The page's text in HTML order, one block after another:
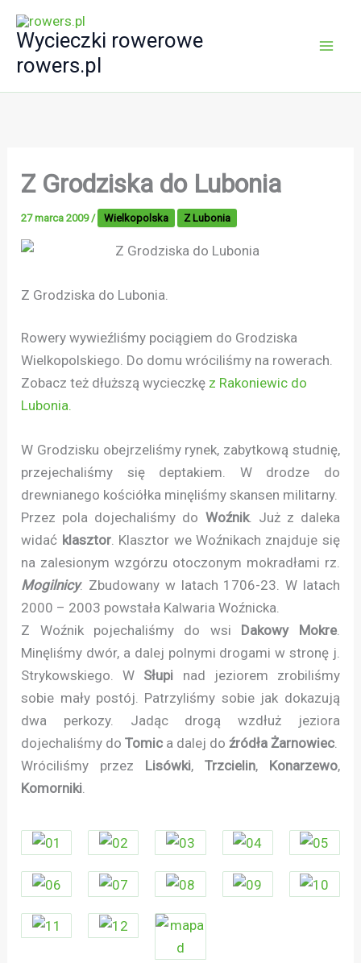
Przejdź
Wycieczki rowerowe
rowers.pl
Z Grodziska do Lubonia
27 marca 2009 / Wielkopolska Z Lubonia
Z Grodziska do Lubonia.
Rowery wywieźliśmy pociągiem do Grodziska
Wielkopolskiego. Do domu wróciliśmy na rowerach.
Zobacz też dłuższą wycieczkę z Rakoniewic do
Lubonia.
W Grodzisku obejrzeliśmy rynek, zabytkową studnię,
przejechaliśmy się deptakiem. W drodze do
drewnianego kościółka minęliśmy skansen militarny.
Przez pola dojechaliśmy do Woźnik. Już z daleka
widać klasztor. Klasztor we Woźnikach znajduje się
na zalesionym wzgórzu otoczonym mokradłami rz.
Mogilnicy. Zbudowany w latach 1706-23. W latach
2000 – 2003 powstała Kalwaria Woźnicka.
Z Woźnik pojechaliśmy do wsi
Dakowy Mokre.
Minęliśmy dwór, a dalej polnymi drogami w stronę j.
Strykowskiego. W Słupi nad jeziorem zrobiliśmy
sobie mały postój. Patrzyliśmy sobie jak dokazują
dwa perkozy. Jadąc drogą wzdłuż jeziora
dojechaliśmy doTomic a dalej doźródła Żarnowiec.
Wróciliśmy przez Lisówki, Trzcielin, Konarzewo,
Komorniki.